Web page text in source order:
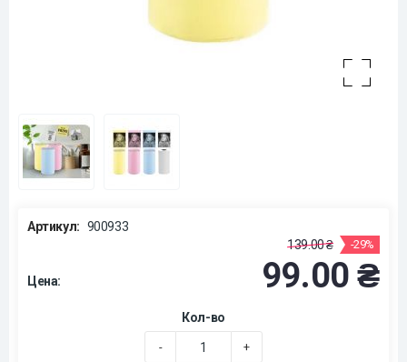
Артикул: 900933
Цена:
139.00 ₴ -29%
99.00 ₴
Кол-во
- +